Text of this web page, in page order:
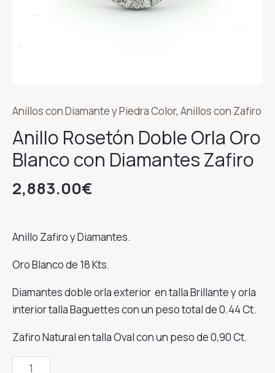
Anillos con Diamante y Piedra Color, Anillos con Zafiro
Anillo Rosetón Doble Orla Oro
Blanco con Diamantes Zafiro
2,883.00€
Anillo Zafiro y Diamantes.
Oro Blanco de 18 Kts.
Diamantes doble orla exterior en talla Brillante y orla
interior talla Baguettes con un peso total de 0.44 Ct.
Zafiro Natural en talla Oval con un peso de 0,90 Ct.
Anillo